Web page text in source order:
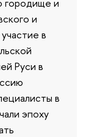
и
в
Руси в
в
эпоху